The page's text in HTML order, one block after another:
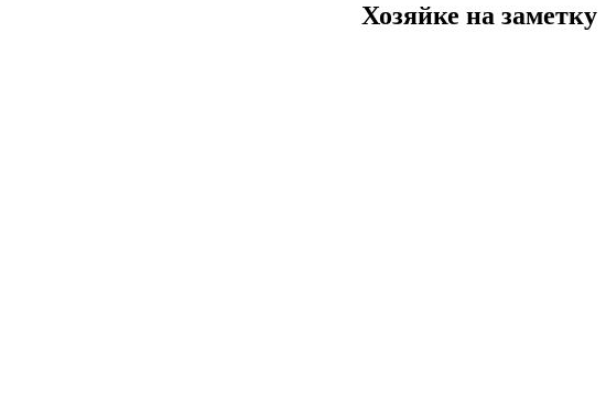
Хозяйке на заметку